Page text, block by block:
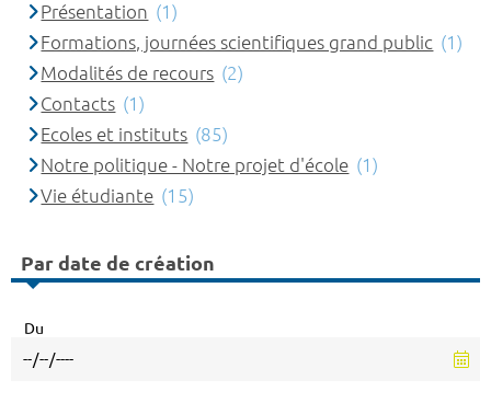
Présentation (1)
Formations, journées scientifiques grand public (1)
Modalités de recours (2)
Contacts (1)
Ecoles et instituts (85)
Notre politique - Notre projet d'école (1)
Vie étudiante (15)
Par date de création
Du